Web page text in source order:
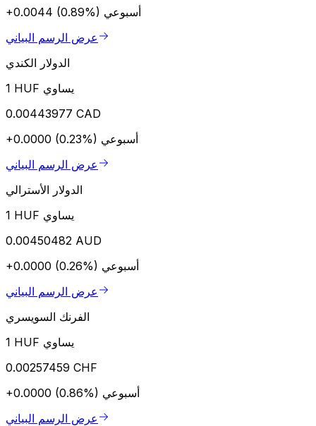
+0.0044 (0.89%) أسبوعي
عرض الرسم البياني
الدولار الكندي
1 HUF يساوي
0.00443977 CAD
+0.0000 (0.23%) أسبوعي
عرض الرسم البياني
الدولار الأسترالي
1 HUF يساوي
0.00450482 AUD
+0.0000 (0.26%) أسبوعي
عرض الرسم البياني
الفرنك السويسري
1 HUF يساوي
0.00257459 CHF
+0.0000 (0.86%) أسبوعي
عرض الرسم البياني